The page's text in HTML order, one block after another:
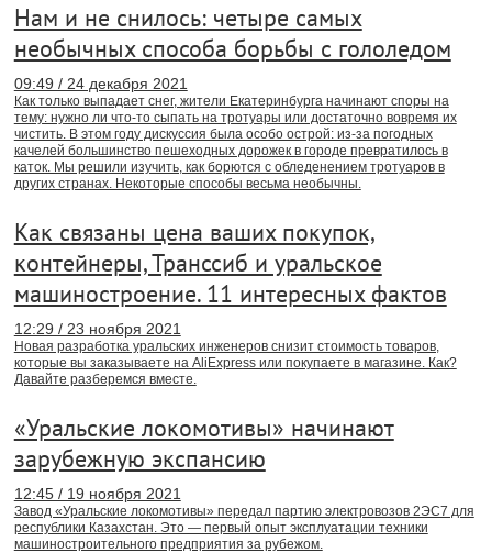
Нам и не снилось: четыре самых
необычных способа борьбы с гололедом
09:49 / 24 декабря 2021
Как только выпадает снег, жители Екатеринбурга начинают споры на
тему: нужно ли что-то сыпать на тротуары или достаточно вовремя их
чистить. В этом году дискуссия была особо острой: из-за погодных
качелей большинство пешеходных дорожек в городе превратилось в
каток. Мы решили изучить, как борются с обледенением тротуаров в
других странах. Некоторые способы весьма необычны.
Как связаны цена ваших покупок,
контейнеры, Транссиб и уральское
машиностроение. 11 интересных фактов
12:29 / 23 ноября 2021
Новая разработка уральских инженеров снизит стоимость товаров,
которые вы заказываете на AliExpress или покупаете в магазине. Как?
Давайте разберемся вместе.
«Уральские локомотивы» начинают
зарубежную экспансию
12:45 / 19 ноября 2021
Завод «Уральские локомотивы» передал партию электровозов 2ЭС7 для
республики Казахстан. Это — первый опыт эксплуатации техники
машиностроительного предприятия за рубежом.